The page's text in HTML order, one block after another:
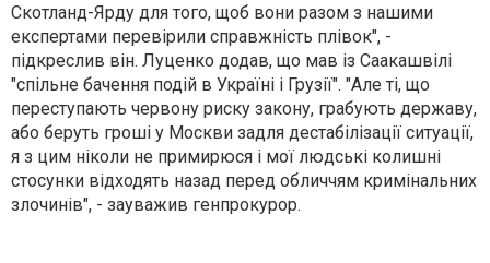
Скотланд-Ярду для того, щоб вони разом з нашими
експертами перевірили справжність плівок", -
підкреслив він. Луценко додав, що мав із Саакашвілі
"спільне бачення подій в Україні і Грузії". "Але ті, що
переступають червону риску закону, грабують державу,
або беруть гроші у Москви задля дестабілізації ситуації,
я з цим ніколи не примирюся і мої людські колишні
стосунки відходять назад перед обличчям кримінальних
злочинів", - зауважив генпрокурор.